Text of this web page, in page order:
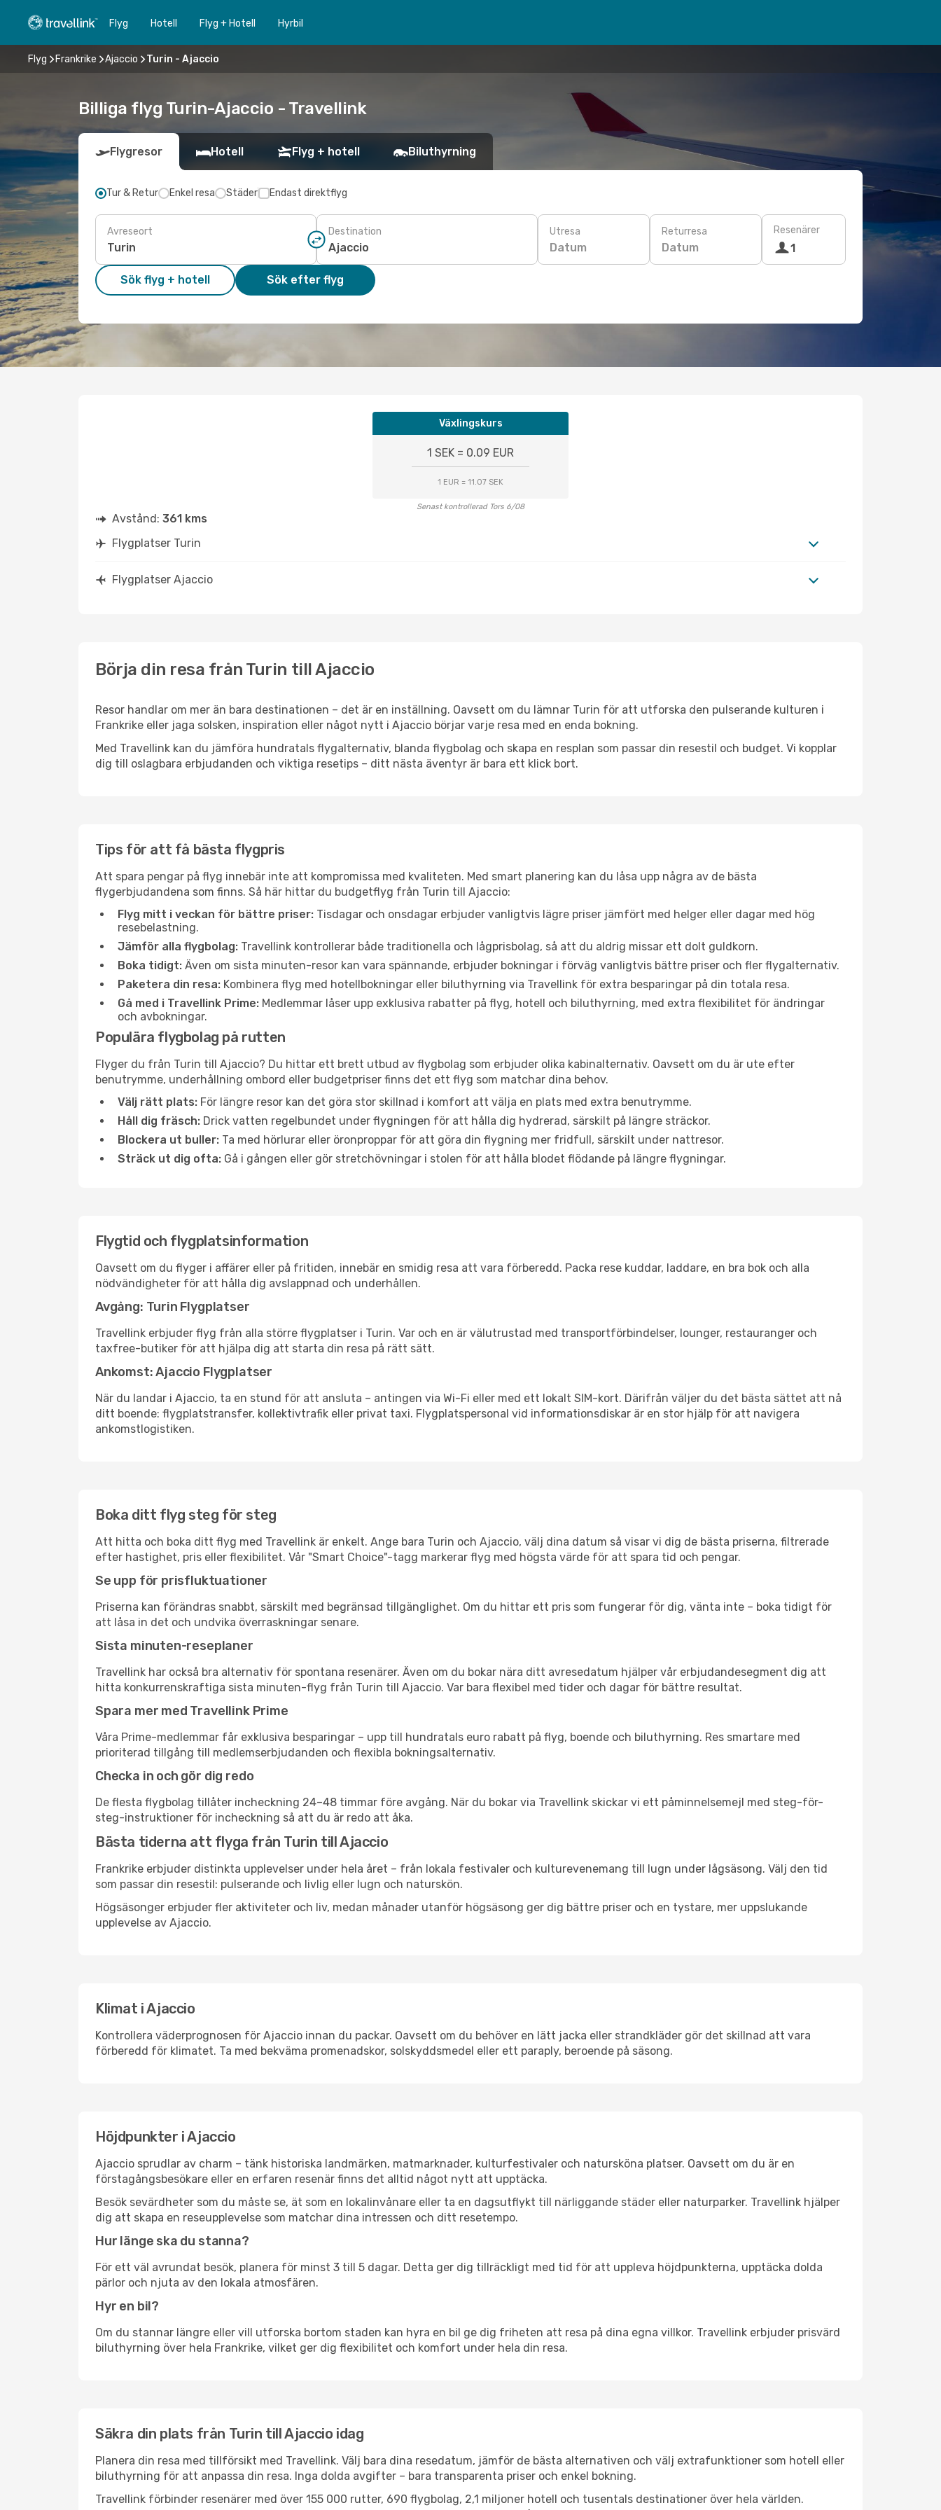
Flyg Hotell Flyg + Hotell Hyrbil
Flyg Frankrike Ajaccio Turin - Ajaccio
Billiga flyg Turin-Ajaccio - Travellink
Flygresor Hotell Flyg + hotell Biluthyrning
Tur & Retur Enkel resa Städer Endast direktflyg
Avreseort Destination Utresa
Datum
Returresa
Datum
Resenärer
1
Sök flyg + hotell Sök efter flyg
Växlingskurs
1 SEK = 0.09 EUR
1 EUR = 11.07 SEK
Senast kontrollerad Tors 6/08
Avstånd: 361 kms
Flygplatser Turin
Flygplatser Ajaccio
Börja din resa från Turin till Ajaccio
Resor handlar om mer än bara destinationen – det är en inställning. Oavsett om du lämnar Turin för att utforska den pulserande kulturen i
Frankrike eller jaga solsken, inspiration eller något nytt i Ajaccio börjar varje resa med en enda bokning.
Med Travellink kan du jämföra hundratals flygalternativ, blanda flygbolag och skapa en resplan som passar din resestil och budget. Vi kopplar
dig till oslagbara erbjudanden och viktiga resetips – ditt nästa äventyr är bara ett klick bort.
Tips för att få bästa flygpris
Att spara pengar på flyg innebär inte att kompromissa med kvaliteten. Med smart planering kan du låsa upp några av de bästa
flygerbjudandena som finns. Så här hittar du budgetflyg från Turin till Ajaccio:
Flyg mitt i veckan för bättre priser: Tisdagar och onsdagar erbjuder vanligtvis lägre priser jämfört med helger eller dagar med hög
resebelastning.
Jämför alla flygbolag: Travellink kontrollerar både traditionella och lågprisbolag, så att du aldrig missar ett dolt guldkorn.
Boka tidigt: Även om sista minuten-resor kan vara spännande, erbjuder bokningar i förväg vanligtvis bättre priser och fler flygalternativ.
Paketera din resa: Kombinera flyg med hotellbokningar eller biluthyrning via Travellink för extra besparingar på din totala resa.
Gå med i Travellink Prime: Medlemmar låser upp exklusiva rabatter på flyg, hotell och biluthyrning, med extra flexibilitet för ändringar
och avbokningar.
Populära flygbolag på rutten
Flyger du från Turin till Ajaccio? Du hittar ett brett utbud av flygbolag som erbjuder olika kabinalternativ. Oavsett om du är ute efter
benutrymme, underhållning ombord eller budgetpriser finns det ett flyg som matchar dina behov.
Välj rätt plats: För längre resor kan det göra stor skillnad i komfort att välja en plats med extra benutrymme.
Håll dig fräsch: Drick vatten regelbundet under flygningen för att hålla dig hydrerad, särskilt på längre sträckor.
Blockera ut buller: Ta med hörlurar eller öronproppar för att göra din flygning mer fridfull, särskilt under nattresor.
Sträck ut dig ofta: Gå i gången eller gör stretchövningar i stolen för att hålla blodet flödande på längre flygningar.
Flygtid och flygplatsinformation
Oavsett om du flyger i affärer eller på fritiden, innebär en smidig resa att vara förberedd. Packa rese kuddar, laddare, en bra bok och alla
nödvändigheter för att hålla dig avslappnad och underhållen.
Avgång: Turin Flygplatser
Travellink erbjuder flyg från alla större flygplatser i Turin. Var och en är välutrustad med transportförbindelser, lounger, restauranger och
taxfree-butiker för att hjälpa dig att starta din resa på rätt sätt.
Ankomst: Ajaccio Flygplatser
När du landar i Ajaccio, ta en stund för att ansluta – antingen via Wi-Fi eller med ett lokalt SIM-kort. Därifrån väljer du det bästa sättet att nå
ditt boende: flygplatstransfer, kollektivtrafik eller privat taxi. Flygplatspersonal vid informationsdiskar är en stor hjälp för att navigera
ankomstlogistiken.
Boka ditt flyg steg för steg
Att hitta och boka ditt flyg med Travellink är enkelt. Ange bara Turin och Ajaccio, välj dina datum så visar vi dig de bästa priserna, filtrerade
efter hastighet, pris eller flexibilitet. Vår "Smart Choice"-tagg markerar flyg med högsta värde för att spara tid och pengar.
Se upp för prisfluktuationer
Priserna kan förändras snabbt, särskilt med begränsad tillgänglighet. Om du hittar ett pris som fungerar för dig, vänta inte – boka tidigt för
att låsa in det och undvika överraskningar senare.
Sista minuten-reseplaner
Travellink har också bra alternativ för spontana resenärer. Även om du bokar nära ditt avresedatum hjälper vår erbjudandesegment dig att
hitta konkurrenskraftiga sista minuten-flyg från Turin till Ajaccio. Var bara flexibel med tider och dagar för bättre resultat.
Spara mer med Travellink Prime
Våra Prime-medlemmar får exklusiva besparingar – upp till hundratals euro rabatt på flyg, boende och biluthyrning. Res smartare med
prioriterad tillgång till medlemserbjudanden och flexibla bokningsalternativ.
Checka in och gör dig redo
De flesta flygbolag tillåter incheckning 24–48 timmar före avgång. När du bokar via Travellink skickar vi ett påminnelsemejl med steg-för-
steg-instruktioner för incheckning så att du är redo att åka.
Bästa tiderna att flyga från Turin till Ajaccio
Frankrike erbjuder distinkta upplevelser under hela året – från lokala festivaler och kulturevenemang till lugn under lågsäsong. Välj den tid
som passar din resestil: pulserande och livlig eller lugn och naturskön.
Högsäsonger erbjuder fler aktiviteter och liv, medan månader utanför högsäsong ger dig bättre priser och en tystare, mer uppslukande
upplevelse av Ajaccio.
Klimat i Ajaccio
Kontrollera väderprognosen för Ajaccio innan du packar. Oavsett om du behöver en lätt jacka eller strandkläder gör det skillnad att vara
förberedd för klimatet. Ta med bekväma promenadskor, solskyddsmedel eller ett paraply, beroende på säsong.
Höjdpunkter i Ajaccio
Ajaccio sprudlar av charm – tänk historiska landmärken, matmarknader, kulturfestivaler och natursköna platser. Oavsett om du är en
förstagångsbesökare eller en erfaren resenär finns det alltid något nytt att upptäcka.
Besök sevärdheter som du måste se, ät som en lokalinvånare eller ta en dagsutflykt till närliggande städer eller naturparker. Travellink hjälper
dig att skapa en reseupplevelse som matchar dina intressen och ditt resetempo.
Hur länge ska du stanna?
För ett väl avrundat besök, planera för minst 3 till 5 dagar. Detta ger dig tillräckligt med tid för att uppleva höjdpunkterna, upptäcka dolda
pärlor och njuta av den lokala atmosfären.
Hyr en bil?
Om du stannar längre eller vill utforska bortom staden kan hyra en bil ge dig friheten att resa på dina egna villkor. Travellink erbjuder prisvärd
biluthyrning över hela Frankrike, vilket ger dig flexibilitet och komfort under hela din resa.
Säkra din plats från Turin till Ajaccio idag
Planera din resa med tillförsikt med Travellink. Välj bara dina resedatum, jämför de bästa alternativen och välj extrafunktioner som hotell eller
biluthyrning för att anpassa din resa. Inga dolda avgifter – bara transparenta priser och enkel bokning.
Travellink förbinder resenärer med över 155 000 rutter, 690 flygbolag, 2,1 miljoner hotell och tusentals destinationer över hela världen.